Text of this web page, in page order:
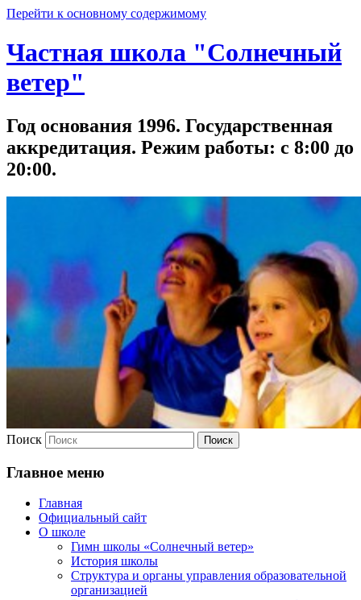
Перейти к основному содержимому
Частная школа "Солнечный
ветер"
Год основания 1996. Государственная
аккредитация. Режим работы: с 8:00 до
20:00.
Поиск
Главное меню
Главная
Официальный сайт
О школе
Гимн школы «Солнечный ветер»
История школы
Структура и органы управления образовательной
организацией